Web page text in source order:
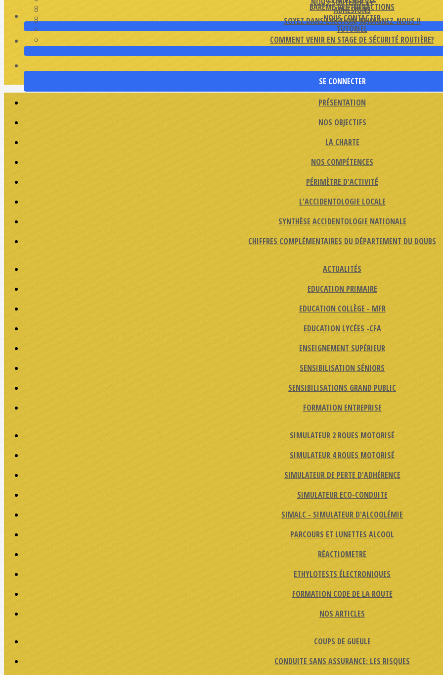
BARÈME DES INFRACTIONS
NOUS CONTACTER
TUTORIEL
COMMENT VENIR EN STAGE DE SÉCURITÉ ROUTIÈRE?
ADHÉSIONS
SOYEZ DANS L'ACTION, REJOIGNEZ-NOUS !!
SE CONNECTER
PRÉSENTATION
NOS OBJECTIFS
LA CHARTE
NOS COMPÉTENCES
PÉRIMÈTRE D'ACTIVITÉ
L'ACCIDENTOLOGIE LOCALE
SYNTHÈSE ACCIDENTOLOGIE NATIONALE
CHIFFRES COMPLÉMENTAIRES DU DÉPARTEMENT DU DOUBS
ACTUALITÉS
EDUCATION PRIMAIRE
EDUCATION COLLÈGE - MFR
EDUCATION LYCÉES -CFA
ENSEIGNEMENT SUPÉRIEUR
SENSIBILISATION SÉNIORS
SENSIBILISATIONS GRAND PUBLIC
FORMATION ENTREPRISE
SIMULATEUR 2 ROUES MOTORISÉ
SIMULATEUR 4 ROUES MOTORISÉ
SIMULATEUR DE PERTE D'ADHÉRENCE
SIMULATEUR ECO-CONDUITE
SIMALC - SIMULATEUR D'ALCOOLÉMIE
PARCOURS ET LUNETTES ALCOOL
RÉACTIOMETRE
ETHYLOTESTS ÉLECTRONIQUES
FORMATION CODE DE LA ROUTE
NOS ARTICLES
COUPS DE GUEULE
CONDUITE SANS ASSURANCE: LES RISQUES